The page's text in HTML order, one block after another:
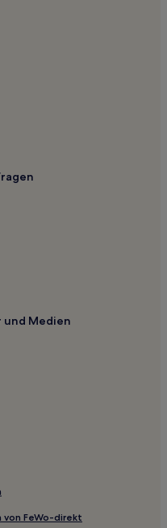
Brombach/Hauingen
Dammstraße
in Todtnau
in St. Blasien
Tiengen
Medien
FeWo-direkt